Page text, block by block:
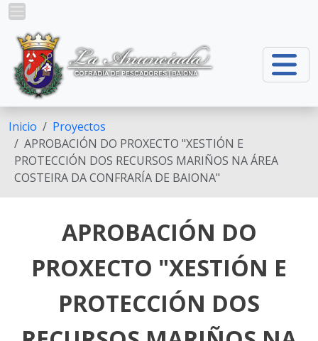
Pasar al contenido principal
Inicio
Proyectos
APROBACIÓN DO PROXECTO "XESTIÓN E
PROTECCIÓN DOS RECURSOS MARIÑOS NA ÁREA
COSTEIRA DA CONFRARÍA DE BAIONA"
APROBACIÓN DO
PROXECTO "XESTIÓN E
PROTECCIÓN DOS